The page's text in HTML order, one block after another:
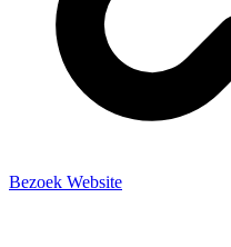
Bezoek Website